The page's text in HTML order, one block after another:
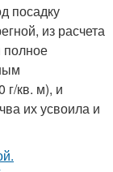
посадку
из расчета
полное
г/кв. м), и
их усвоила и